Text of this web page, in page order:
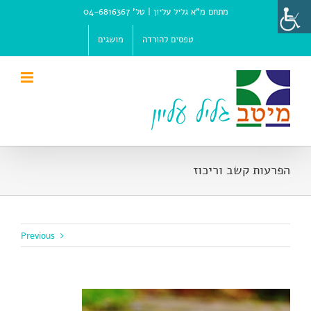
content
מתחם מ"א גליל עליון |טל' 04-6816367
טפסים להורדה מושגים
הפרעות קשב וריכוז
Previous